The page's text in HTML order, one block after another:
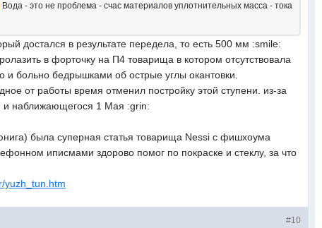
Вода - это не проблема - счас материалов уплотнительных масса - тока
достался в результате передела, то есть 500 мм :smile:
в форточку на П4 товарища в котором отсутствовала
и больно бедрышками об острые углы окантовки.
от работы время отменил постройку этой ступени. из-за
и наближающегося 1 Мая :grin:
была суперная статья товарища Nessi с фишхоума
иписмами здорово помог по покраске и стеклу, за что
yuzh_tun.htm
#10